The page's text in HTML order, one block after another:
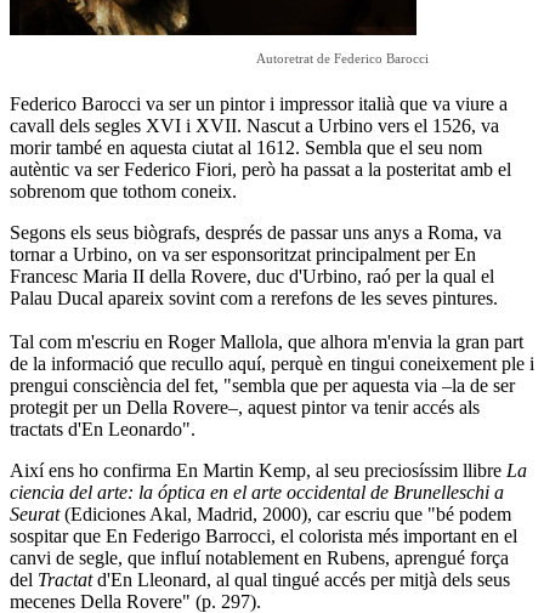
Autoretrat de Federico Barocci
Federico Barocci va ser un pintor i impressor italià que va viure a
cavall dels segles XVI i XVII. Nascut a Urbino vers el 1526, va
morir també en aquesta ciutat al 1612. Sembla que el seu nom
autèntic va ser Federico Fiori, però ha passat a la posteritat amb el
sobrenom que tothom coneix.
Segons els seus biògrafs, després de passar uns anys a Roma, va
tornar a Urbino, on va ser esponsoritzat principalment per En
Francesc Maria II della Rovere, duc d'Urbino, raó per la qual el
Palau Ducal apareix sovint com a rerefons de les seves pintures.
Tal com m'escriu en Roger Mallola, que alhora m'envia la gran part
de la informació que recullo aquí, perquè en tingui coneixement ple i
prengui consciència del fet, "sembla que per aquesta via –la de ser
protegit per un Della Rovere–, aquest pintor va tenir accés als
tractats d'En Leonardo".
Així ens ho confirma En Martin Kemp, al seu preciosíssim llibre La
ciencia del arte: la óptica en el arte occidental de Brunelleschi a
Seurat(Ediciones Akal, Madrid, 2000), car escriu que "bé podem
sospitar que En Federigo Barrocci, el colorista més important en el
canvi de segle, que influí notablement en Rubens, aprengué força
del Tractatd'En Lleonard, al qual tingué accés per mitjà dels seus
mecenes Della Rovere" (p. 297).